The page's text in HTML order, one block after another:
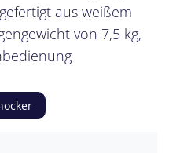
aus weißem
von 7,5 kg,